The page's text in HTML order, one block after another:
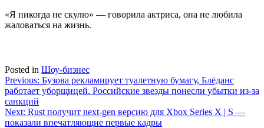
«Я никогда не скулю» — говорила актриса, она не любила
жаловаться на жизнь.
Posted in Шоу-бизнес
Навигация
по
записям
Previous: Бузова рекламирует туалетную бумагу, Блёданс
работает уборщицей. Российские звезды понесли убытки из-за
санкций
Next: Rust получит next-gen версию для Xbox Series X | S —
показали впечатляющие первые кадры